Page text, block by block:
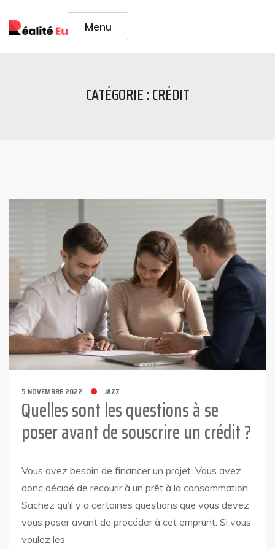
Menu
CATÉGORIE :CRÉDIT
5 NOVEMBRE 2022 JAZZ
Quelles sont les questions à se
poser avant de souscrire un crédit ?
Vous avez besoin de financer un projet. Vous avez
donc décidé de recourir à un prêt à la consommation.
Sachez qu’il y a certaines questions que vous devez
vous poser avant de procéder à cet emprunt. Si vous
voulez les